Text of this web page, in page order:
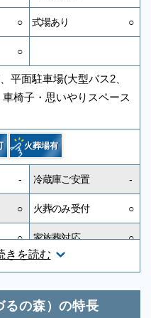
○ 式場あり ○
○
平面駐車場(大型バス2、
椅子・思いやりスペース
火葬場有
きを読む
- 冷蔵庫ご安置 -
○ 火葬のみ受付 ○
○ 家族葬対応 ○
キリスト教対応
るの森）の特長